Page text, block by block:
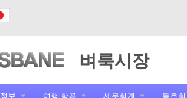
벼룩시장
정보 여행,항공 세무회계 동호회